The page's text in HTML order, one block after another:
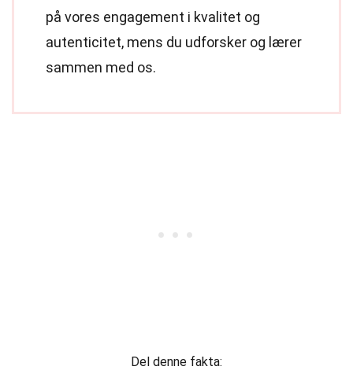
på vores engagement i kvalitet og
autenticitet, mens du udforsker og lærer
sammen med os.
Del denne fakta: